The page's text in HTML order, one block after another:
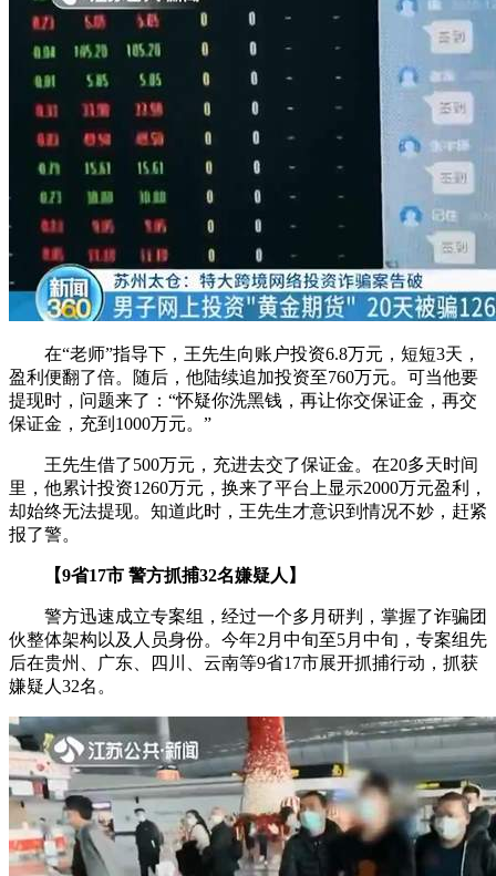
在“老师”指导下，王先生向账户投资6.8万元，短短3天，
盈利便翻了倍。随后，他陆续追加投资至760万元。可当他要
提现时，问题来了：“怀疑你洗黑钱，再让你交保证金，再交
保证金，充到1000万元。”
王先生借了500万元，充进去交了保证金。在20多天时间
里，他累计投资1260万元，换来了平台上显示2000万元盈利，
却始终无法提现。知道此时，王先生才意识到情况不妙，赶紧
报了警。
【9省17市 警方抓捕32名嫌疑人】
警方迅速成立专案组，经过一个多月研判，掌握了诈骗团
伙整体架构以及人员身份。今年2月中旬至5月中旬，专案组先
后在贵州、广东、四川、云南等9省17市展开抓捕行动，抓获
嫌疑人32名。